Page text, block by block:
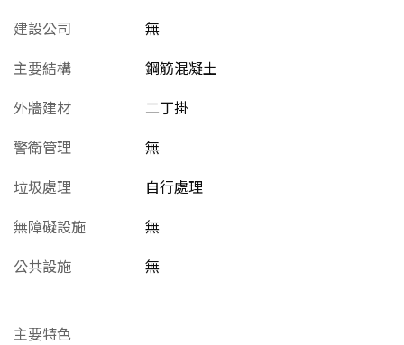
建設公司
無
主要結構
鋼筋混凝土
外牆建材
二丁掛
警衛管理
無
垃圾處理
自行處理
無障礙設施
無
公共設施
無
主要特色